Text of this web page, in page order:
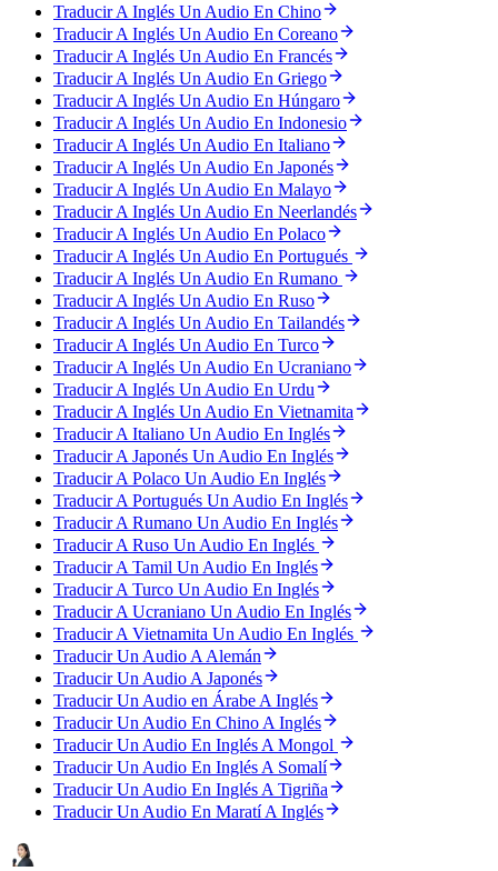
Traducir A Inglés Un Audio En Chino
Traducir A Inglés Un Audio En Coreano
Traducir A Inglés Un Audio En Francés
Traducir A Inglés Un Audio En Griego
Traducir A Inglés Un Audio En Húngaro
Traducir A Inglés Un Audio En Indonesio
Traducir A Inglés Un Audio En Italiano
Traducir A Inglés Un Audio En Japonés
Traducir A Inglés Un Audio En Malayo
Traducir A Inglés Un Audio En Neerlandés
Traducir A Inglés Un Audio En Polaco
Traducir A Inglés Un Audio En Portugués
Traducir A Inglés Un Audio En Rumano
Traducir A Inglés Un Audio En Ruso
Traducir A Inglés Un Audio En Tailandés
Traducir A Inglés Un Audio En Turco
Traducir A Inglés Un Audio En Ucraniano
Traducir A Inglés Un Audio En Urdu
Traducir A Inglés Un Audio En Vietnamita
Traducir A Italiano Un Audio En Inglés
Traducir A Japonés Un Audio En Inglés
Traducir A Polaco Un Audio En Inglés
Traducir A Portugués Un Audio En Inglés
Traducir A Rumano Un Audio En Inglés
Traducir A Ruso Un Audio En Inglés
Traducir A Tamil Un Audio En Inglés
Traducir A Turco Un Audio En Inglés
Traducir A Ucraniano Un Audio En Inglés
Traducir A Vietnamita Un Audio En Inglés
Traducir Un Audio A Alemán
Traducir Un Audio A Japonés
Traducir Un Audio en Árabe A Inglés
Traducir Un Audio En Chino A Inglés
Traducir Un Audio En Inglés A Mongol
Traducir Un Audio En Inglés A Somalí
Traducir Un Audio En Inglés A Tigriña
Traducir Un Audio En Maratí A Inglés